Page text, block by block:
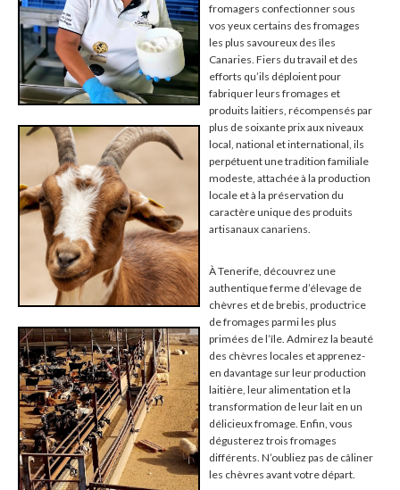
fromagers confectionner sous
vos yeux certains des fromages
les plus savoureux des îles
Canaries. Fiers du travail et des
efforts qu’ils déploient pour
fabriquer leurs fromages et
produits laitiers, récompensés par
plus de soixante prix aux niveaux
local, national et international, ils
perpétuent une tradition familiale
modeste, attachée à la production
locale et à la préservation du
caractère unique des produits
artisanaux canariens.
À Tenerife, découvrez une
authentique ferme d’élevage de
chèvres et de brebis, productrice
de fromages parmi les plus
primées de l’île. Admirez la beauté
des chèvres locales et apprenez-
en davantage sur leur production
laitière, leur alimentation et la
transformation de leur lait en un
délicieux fromage. Enfin, vous
dégusterez trois fromages
différents. N’oubliez pas de câliner
les chèvres avant votre départ.